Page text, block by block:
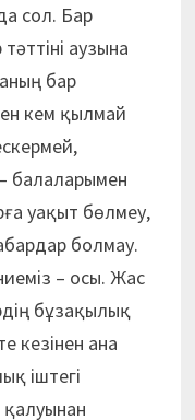
сол. Бар
аузына
бар
кем қылмай
балаларымен
уақыт бөлмеу,
болмау.
– осы. Жас
бұзақылық
кезінен ана
іштегі